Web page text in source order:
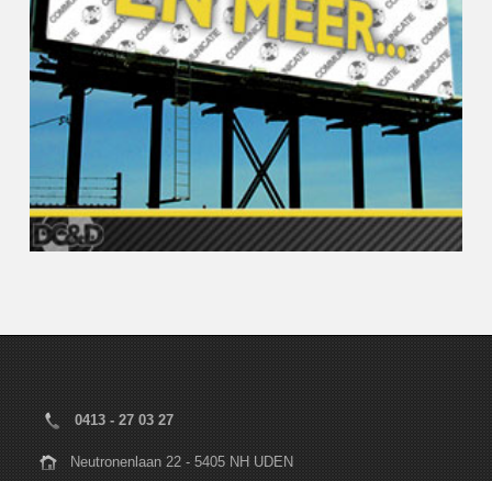
0413 - 27 03 27
Neutronenlaan 22 - 5405 NH UDEN